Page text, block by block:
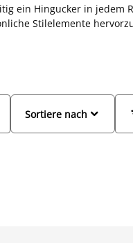
ein Hingucker in jedem
Stilelemente

Sortiere nach